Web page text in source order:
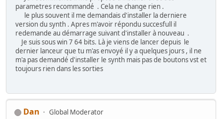
parametres recommandé . Cela ne change rien .
le plus souvent il me demandais d'installer la derniere
version du synth . Apres m'avoir répondu succesfull il
redemande au démarrage suivant d'installer à nouveau .
Je suis sous win 7 64 bits. Là je viens de lancer depuis le
dernier lanceur que tu m'as envoyé il y a quelques jours , il ne
m'a pas demandé d'installer le synth mais pas de boutons vst et
toujours rien dans les sorties
Dan
Global Moderator